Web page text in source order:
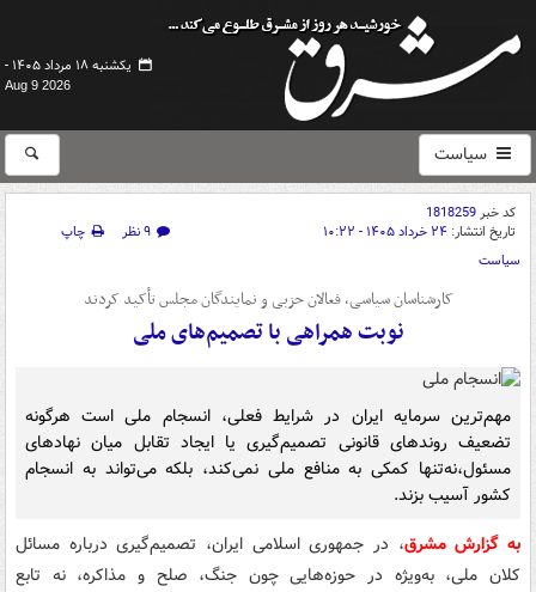
یکشنبه ۱۸ مرداد ۱۴۰۵ -
Aug 9 2026
سیاست
کد خبر1818259
تاریخ انتشار: ۲۴ خرداد ۱۴۰۵ - ۱۰:۲۲ ۹ نظر
چاپ
سیاست
کارشناسان سیاسی، فعالان حزبی و نمایندگان مجلس تأکید کردند
نوبت همراهی با تصمیم‌های ملی
مهم‌ترین سرمایه ایران در شرایط فعلی، انسجام ملی است هرگونه
تضعیف روندهای قانونی تصمیم‌گیری یا ایجاد تقابل میان نهادهای
مسئول،نه‌تنها کمکی به منافع ملی نمی‌کند، بلکه می‌تواند به انسجام
کشور آسیب بزند.
به گزارش مشرق، در جمهوری اسلامی ایران، تصمیم‌گیری درباره مسائل
کلان ملی، به‌ویژه در حوزه‌هایی چون جنگ، صلح و مذاکره، نه تابع